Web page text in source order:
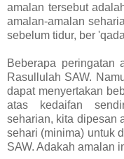
amalan tersebut
amalan-amalan
sebelum tidur, ber
Beberapa peringatan
Rasullulah SAW.
dapat menyertakan
atas kedaifan
seharian, kita dipesan
sehari (minima) untuk
SAW. Adakah amalan